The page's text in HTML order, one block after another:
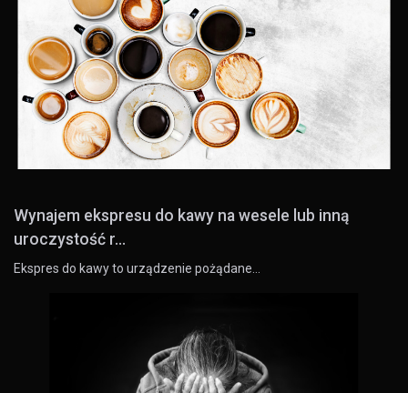
Wynajem ekspresu do kawy na wesele lub inną
uroczystość r...
Ekspres do kawy to urządzenie pożądane…